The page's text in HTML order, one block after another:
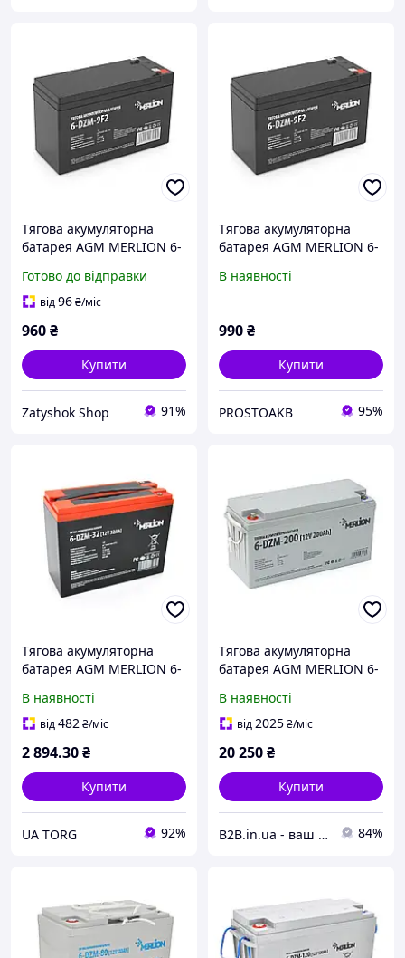
Тягова акумуляторна
батарея AGM MERLION 6-
65 x 95 (100)
Готово до відправки
від96₴/міс
960₴
Купити
Zatyshok Shop 91%
Тягова акумуляторна
батарея AGM MERLION 6-
65 x 95 (100), 2.56 kg
В наявності
990₴
Купити
PROSTOAKB 95%
Тягова акумуляторна
батарея AGM MERLION 6-
(218x95x175мм), 9,5 кг. Q2
В наявності
від482₴/міс
2 894.30₴
Купити
UA TORG 92%
Тягова акумуляторна
батарея AGM MERLION 6-
(495*165*230), Q1
В наявності
від2025₴/міс
20 250₴
Купити
B2B.in.ua - ваш надійний партнер 84%